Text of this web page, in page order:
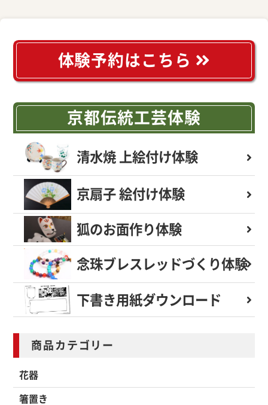
体験予約はこちら
京都伝統工芸体験
清水焼 上絵付け体験
京扇子 絵付け体験
狐のお面作り体験
念珠ブレスレッドづくり体験
下書き用紙ダウンロード
商品カテゴリー
花器
箸置き